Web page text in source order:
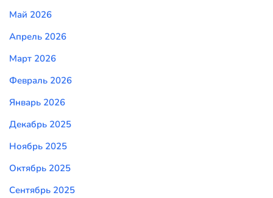
Май 2026
Апрель 2026
Март 2026
Февраль 2026
Январь 2026
Декабрь 2025
Ноябрь 2025
Октябрь 2025
Сентябрь 2025